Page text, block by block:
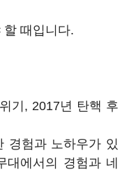
할 때입니다.
기, 2017년 탄핵 후
경험과 노하우가 있
에서의 경험과 네